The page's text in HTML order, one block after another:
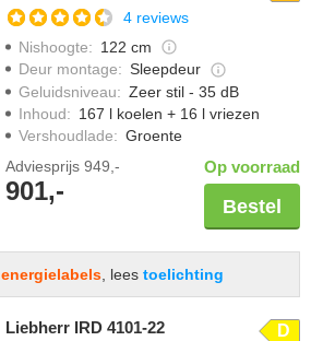
4 reviews
Nishoogte: 122 cm
Deur montage: Sleepdeur
Geluidsniveau: Zeer stil - 35 dB
Inhoud: 167 l koelen + 16 l vriezen
Vershoudlade: Groente
Adviesprijs 949,-
901,-
Op voorraad
Bestel
energielabels, lees toelichting
Liebherr IRD 4101-22 D